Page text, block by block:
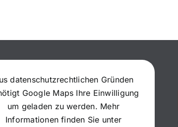
datenschutzrechtlichen Gründen
Google Maps Ihre Einwilligung
um geladen zu werden. Mehr
Informationen finden Sie unter